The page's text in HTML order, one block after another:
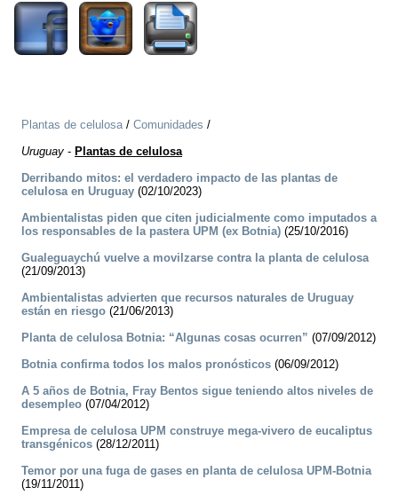
Plantas de celulosa/ Comunidades /
Uruguay - Plantas de celulosa
Derribando mitos: el verdadero impacto de las plantas de
celulosa en Uruguay (02/10/2023)
Ambientalistas piden que citen judicialmente como imputados a
los responsables de la pastera UPM (ex Botnia) (25/10/2016)
Gualeguaychú vuelve a movilzarse contra la planta de celulosa
(21/09/2013)
Ambientalistas advierten que recursos naturales de Uruguay
están en riesgo (21/06/2013)
Planta de celulosa Botnia: “Algunas cosas ocurren” (07/09/2012)
Botnia confirma todos los malos pronósticos (06/09/2012)
A 5 años de Botnia, Fray Bentos sigue teniendo altos niveles de
desempleo (07/04/2012)
Empresa de celulosa UPM construye mega-vivero de eucaliptus
transgénicos (28/12/2011)
Temor por una fuga de gases en planta de celulosa UPM-Botnia
(19/11/2011)